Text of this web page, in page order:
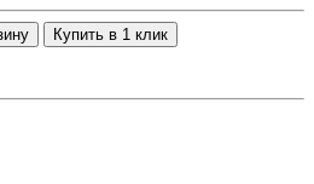
Купить в 1 клик